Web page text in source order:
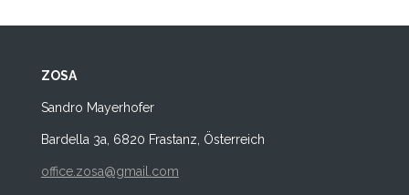
ZOSA
Sandro Mayerhofer
Bardella 3a, 6820 Frastanz, Österreich
office.zosa@gmail.com